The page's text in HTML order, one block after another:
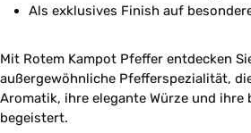
Als exklusives Finish auf
Mit Rotem Kampot Pfeffer entdecken
außergewöhnliche Pfefferspezialität,
Aromatik, ihre elegante Würze und
begeistert.